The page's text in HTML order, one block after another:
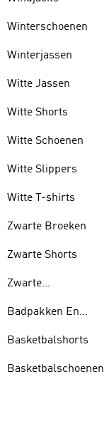
Winterschoenen
Winterjassen
Witte Jassen
Witte Shorts
Witte Schoenen
Witte Slippers
Witte T-shirts
Zwarte Broeken
Zwarte Shorts
Zwarte
Badpakken En
Basketbalshorts
Basketbalschoenen